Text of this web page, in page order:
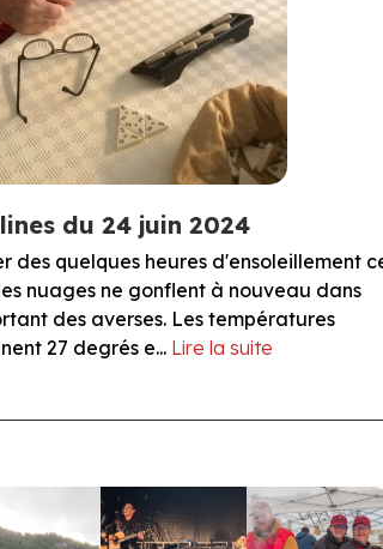
du 24 juin 2024
des quelques heures d'ensoleillement
nuages ne gonflent à nouveau dans
des averses. Les températures
27 degrés e... Lire la suite